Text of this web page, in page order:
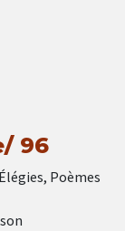
96
Poèmes